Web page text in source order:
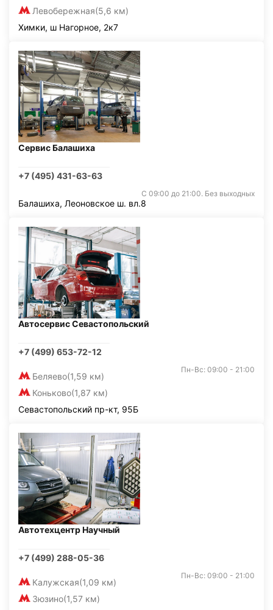
Левобережная(5,6 км)
Химки, ш Нагорное, 2к7
Сервис Балашиха
+7 (495) 431-63-63
С 09:00 до 21:00. Без выходных
Балашиха, Леоновское ш. вл.8
Автосервис Севастопольский
+7 (499) 653-72-12
Беляево(1,59 км)
Коньково(1,87 км)
Пн-Вс: 09:00 - 21:00
Севастопольский пр-кт, 95Б
Автотехцентр Научный
+7 (499) 288-05-36
Калужская(1,09 км)
Зюзино(1,57 км)
Пн-Вс: 09:00 - 21:00